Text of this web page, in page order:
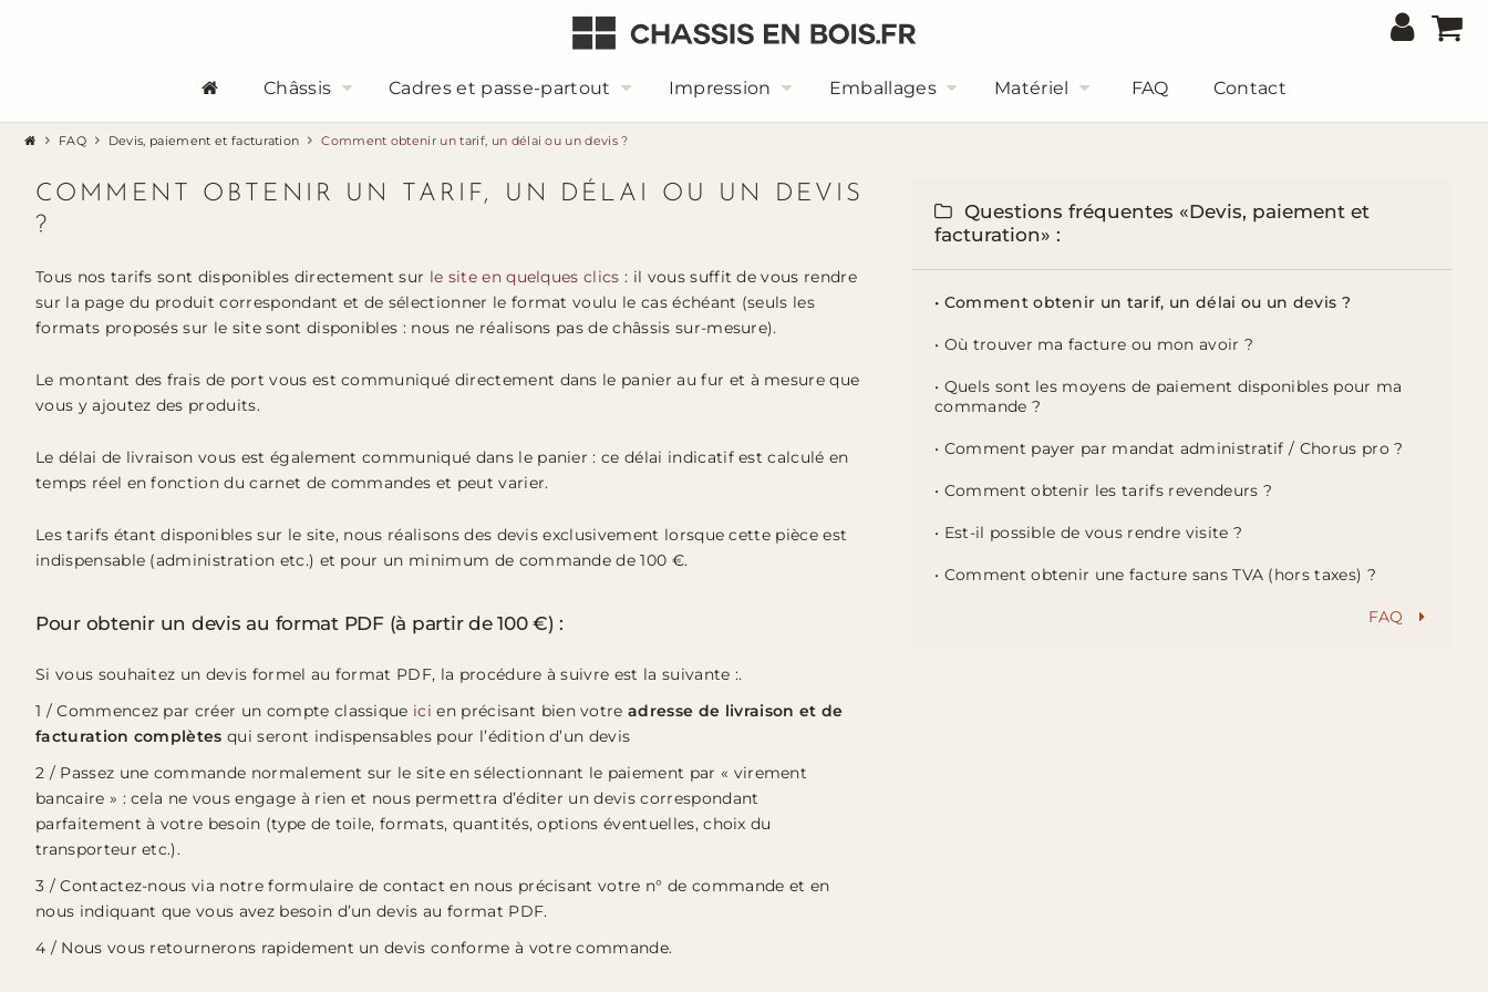
FAQ Devis, paiement et facturation Comment obtenir un tarif, un délai ou un devis ?
Châssis Cadres et passe-partout Impression Emballages Matériel FAQ Contact
COMMENT OBTENIR UN TARIF, UN DÉLAI OU UN DEVIS
?
Tous nos tarifs sont disponibles directement sur le site en quelques clics : il vous suffit de vous rendre
sur la page du produit correspondant et de sélectionner le format voulu le cas échéant (seuls les
formats proposés sur le site sont disponibles : nous ne réalisons pas de châssis sur-mesure).
Le montant des frais de port vous est communiqué directement dans le panier au fur et à mesure que
vous y ajoutez des produits.
Le délai de livraison vous est également communiqué dans le panier : ce délai indicatif est calculé en
temps réel en fonction du carnet de commandes et peut varier.
Les tarifs étant disponibles sur le site, nous réalisons des devis exclusivement lorsque cette pièce est
indispensable (administration etc.) et pour un minimum de commande de 100 €.
Pour obtenir un devis au format PDF (à partir de 100 €) :
Si vous souhaitez un devis formel au format PDF, la procédure à suivre est la suivante :.
1 / Commencez par créer un compte classique ici en précisant bien votreadresse de livraison et de
facturation complètes qui seront indispensables pour l’édition d’un devis
2 / Passez une commande normalement sur le site en sélectionnant le paiement par « virement
bancaire » : cela ne vous engage à rien et nous permettra d’éditer un devis correspondant
parfaitement à votre besoin (type de toile, formats, quantités, options éventuelles, choix du
transporteur etc.).
3 / Contactez-nous via notre formulaire de contact en nous précisant votre n° de commande et en
nous indiquant que vous avez besoin d’un devis au format PDF.
4 / Nous vous retournerons rapidement un devis conforme à votre commande.
Questions fréquentes «Devis, paiement et
facturation» :
• Comment obtenir un tarif, un délai ou un devis ?
• Où trouver ma facture ou mon avoir ?
• Quels sont les moyens de paiement disponibles pour ma
commande ?
• Comment payer par mandat administratif / Chorus pro ?
• Comment obtenir les tarifs revendeurs ?
• Est-il possible de vous rendre visite ?
• Comment obtenir une facture sans TVA (hors taxes) ?
FAQ